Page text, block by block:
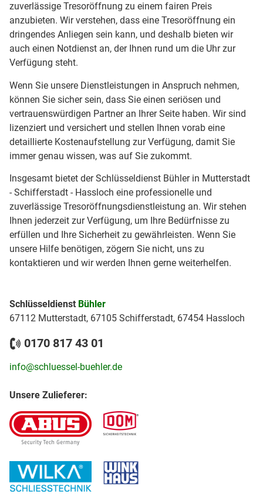
zuverlässige Tresoröffnung zu einem fairen Preis
anzubieten. Wir verstehen, dass eine Tresoröffnung ein
dringendes Anliegen sein kann, und deshalb bieten wir
auch einen Notdienst an, der Ihnen rund um die Uhr zur
Verfügung steht.
Wenn Sie unsere Dienstleistungen in Anspruch nehmen,
können Sie sicher sein, dass Sie einen seriösen und
vertrauenswürdigen Partner an Ihrer Seite haben. Wir sind
lizenziert und versichert und stellen Ihnen vorab eine
detaillierte Kostenaufstellung zur Verfügung, damit Sie
immer genau wissen, was auf Sie zukommt.
Insgesamt bietet der Schlüsseldienst Bühler in Mutterstadt
- Schifferstadt - Hassloch eine professionelle und
zuverlässige Tresoröffnungsdienstleistung an. Wir stehen
Ihnen jederzeit zur Verfügung, um Ihre Bedürfnisse zu
erfüllen und Ihre Sicherheit zu gewährleisten. Wenn Sie
unsere Hilfe benötigen, zögern Sie nicht, uns zu
kontaktieren und wir werden Ihnen gerne weiterhelfen.
Schlüsseldienst Bühler
67112 Mutterstadt, 67105 Schifferstadt, 67454 Hassloch
0170 817 43 01
info@schluessel-buehler.de
Unsere Zulieferer: